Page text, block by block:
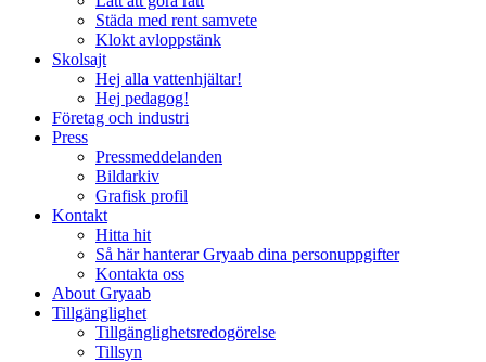
Städa med rent samvete
Klokt avloppstänk
Skolsajt
Hej alla vattenhjältar!
Hej pedagog!
Företag och industri
Press
Pressmeddelanden
Bildarkiv
Grafisk profil
Kontakt
Hitta hit
Så här hanterar Gryaab dina personuppgifter
Kontakta oss
About Gryaab
Tillgänglighet
Tillgänglighetsredogörelse
Tillsyn